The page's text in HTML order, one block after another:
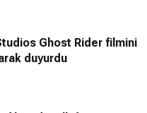
Ghost Rider filmini
duyurdu